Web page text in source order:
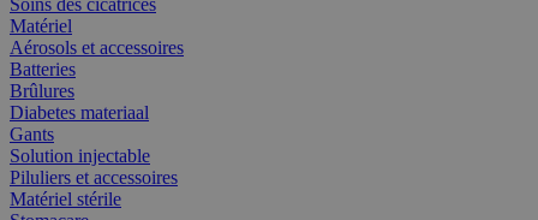
Soins des cicatrices
Matériel
Aérosols et accessoires
Batteries
Brûlures
Diabetes materiaal
Gants
Solution injectable
Piluliers et accessoires
Matériel stérile